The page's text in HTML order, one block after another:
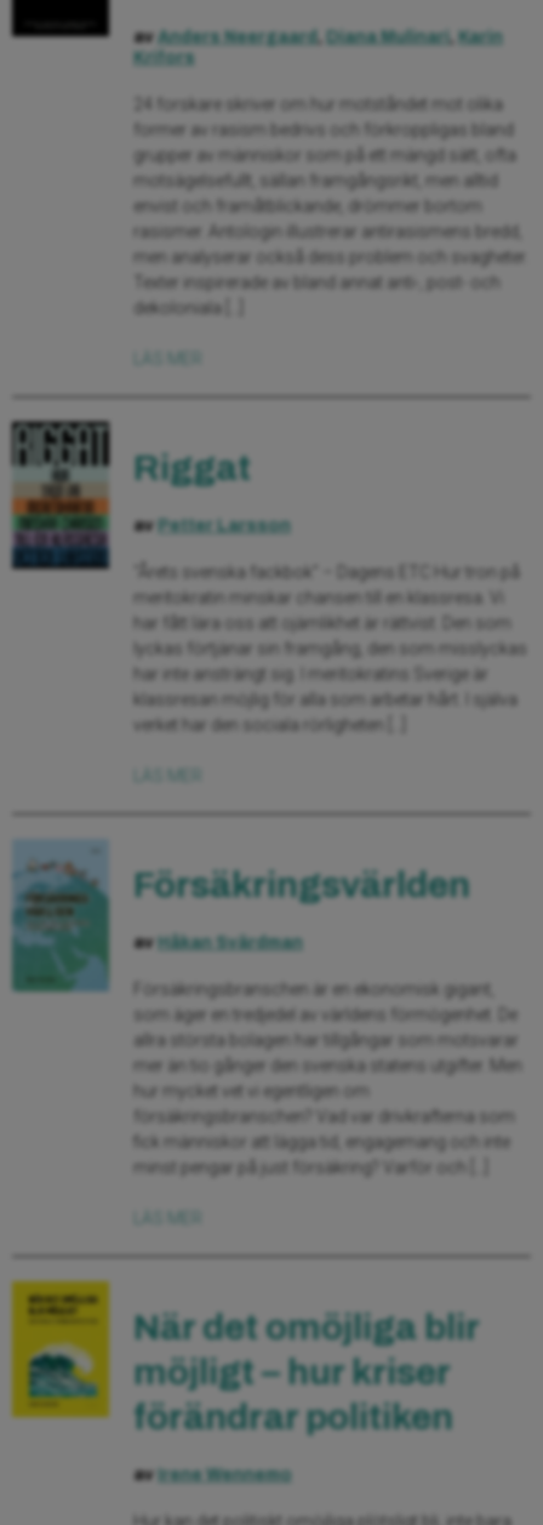
av Anders Neergaard Diana Mulinari
Karin
Krifors
24 forskare skriver om hur motståndet mot olika
former av rasism bedrivs och förkroppligas bland
grupper av människor som på ett mängd sätt, ofta
motsägelsefullt, sällan framgångsrikt, men alltid
envist och framåtblickande, drömmer bortom
rasismer. Antologin illustrerar antirasismens bredd,
men analyserar också dess problem och svagheter.
Texter inspirerade av bland annat anti-, post- och
dekoloniala […]
Riggat
av Petter Larsson
“Årets svenska fackbok” – Dagens ETC Hur tron på
meritokratin minskar chansen till en klassresa. Vi
har fått lära oss att ojämlikhet är rättvist. Den som
lyckas förtjänar sin framgång, den som misslyckas
har inte ansträngt sig. I meritokratins Sverige är
klassresan möjlig för alla som arbetar hårt. I själva
verket har den sociala rörligheten […]
Försäkringsvärlden
av Håkan Svärdman
Försäkringsbranschen är en ekonomisk gigant,
som äger en tredjedel av världens förmögenhet. De
allra största bolagen har tillgångar som motsvarar
mer än tio gånger den svenska statens utgifter. Men
hur mycket vet vi egentligen om
försäkringsbranschen? Vad var drivkrafterna som
fick människor att lägga tid, engagemang och inte
minst pengar på just försäkring? Varför och […]
När det omöjliga blir
möjligt – hur kriser
förändrar politiken
av Irene Wennemo